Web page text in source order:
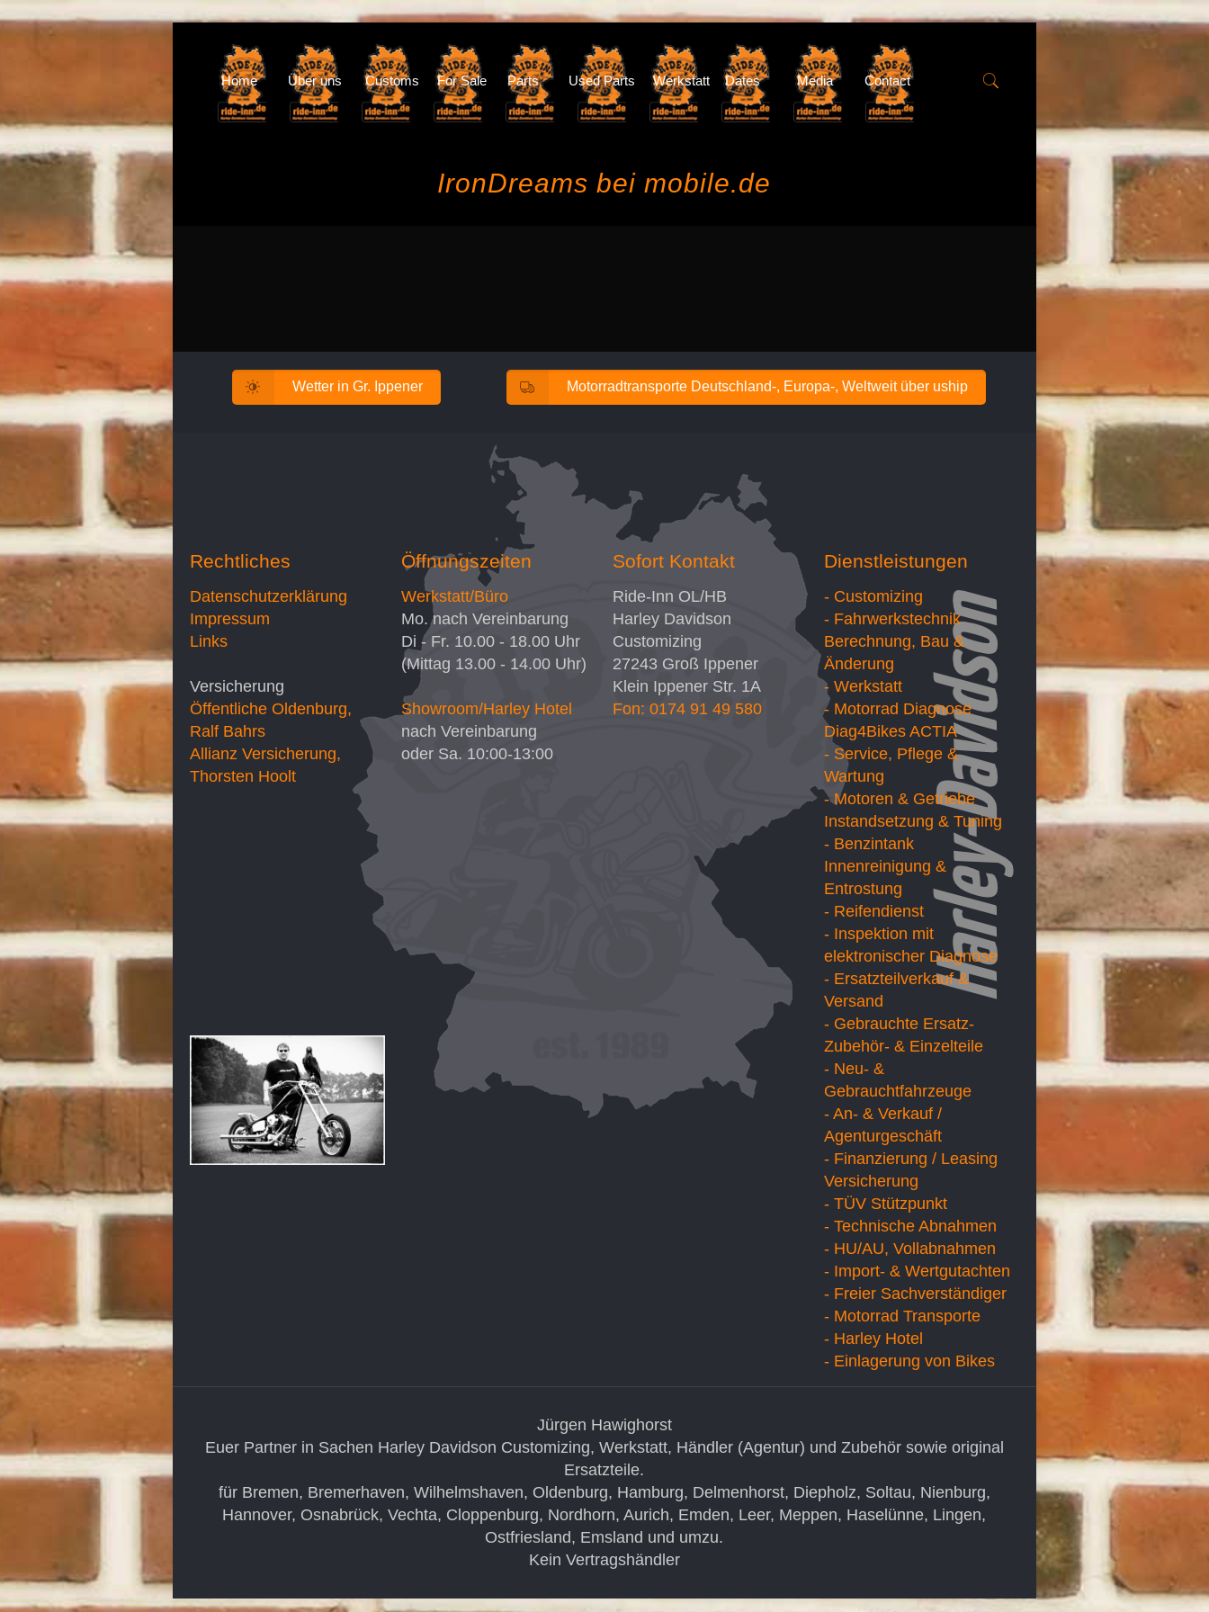
Home Über uns Customs For Sale Parts Used Parts Werkstatt Dates Media Contact
IronDreams bei mobile.de
Wetter in Gr. Ippener Motorradtransporte Deutschland-, Europa-, Weltweit über uship
Rechtliches
Datenschutzerklärung
Impressum
Links
Versicherung
Öffentliche Oldenburg,
Ralf Bahrs
Allianz Versicherung,
Thorsten Hoolt
Öffnungszeiten
Werkstatt/Büro
Mo. nach Vereinbarung
Di - Fr. 10.00 - 18.00 Uhr
(Mittag 13.00 - 14.00 Uhr)
Showroom/Harley Hotel
nach Vereinbarung
oder Sa. 10:00-13:00
Sofort Kontakt
Ride-Inn OL/HB
Harley Davidson
Customizing
27243 Groß Ippener
Klein Ippener Str. 1A
Fon: 0174 91 49 580
Dienstleistungen
- Customizing
- Fahrwerkstechnik
Berechnung, Bau &
Änderung
- Werkstatt
- Motorrad Diagnose
Diag4Bikes ACTIA
- Service, Pflege &
Wartung
- Motoren & Getriebe
Instandsetzung & Tuning
- Benzintank
Innenreinigung &
Entrostung
- Reifendienst
- Inspektion mit
elektronischer Diagnose
- Ersatzteilverkauf &
Versand
- Gebrauchte Ersatz-
Zubehör- & Einzelteile
- Neu- &
Gebrauchtfahrzeuge
- An- & Verkauf /
Agenturgeschäft
- Finanzierung / Leasing
Versicherung
- TÜV Stützpunkt
- Technische Abnahmen
- HU/AU, Vollabnahmen
- Import- & Wertgutachten
- Freier Sachverständiger
- Motorrad Transporte
- Harley Hotel
- Einlagerung von Bikes
Jürgen Hawighorst
Euer Partner in Sachen Harley Davidson Customizing, Werkstatt, Händler (Agentur) und Zubehör sowie original
Ersatzteile.
für Bremen, Bremerhaven, Wilhelmshaven, Oldenburg, Hamburg, Delmenhorst, Diepholz, Soltau, Nienburg,
Hannover, Osnabrück, Vechta, Cloppenburg, Nordhorn, Aurich, Emden, Leer, Meppen, Haselünne, Lingen,
Ostfriesland, Emsland und umzu.
Kein Vertragshändler